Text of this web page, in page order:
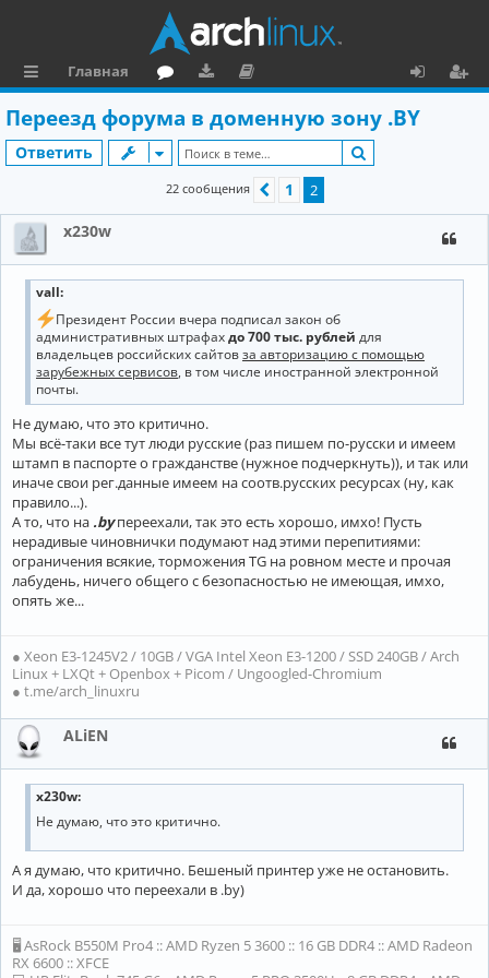
ы
л
и
Главная
ру
м
ру
зк
ку
м
та
и
я
ц
Переезд форума в доменную зону .BY
Ответить
22 сообщения Пред.
1 2
x230w
vall:
Президент России вчера подписал закон об
административных штрафахдо 700 тыс. рублей для
владельцев российских сайтовза авторизацию с помощью
зарубежных сервисов, в том числе иностранной электронной
почты.
Не думаю, что это критично.
Мы всё-таки все тут люди русские (раз пишем по-русски и имеем
штамп в паспорте о гражданстве (нужное подчеркнуть)), и так или
иначе свои рег.данные имеем на соотв.русских ресурсах (ну, как
правило...).
А то, что на .byпереехали, так это есть хорошо, имхо! Пусть
нерадивые чиновнички подумают над этими перепитиями:
ограничения всякие, торможения TG на ровном месте и прочая
лабудень, ничего общего с безопасностью не имеющая, имхо,
опять же...
● Xeon E3-1245V2 / 10GB / VGA Intel Xeon E3-1200 / SSD 240GB / Arch
Linux + LXQt + Openbox + Picom / Ungoogled-Chromium
● t.me/arch_linuxru
ALiEN
x230w:
Не думаю, что это критично.
А я думаю, что критично. Бешеный принтер уже не остановить.
И да, хорошо что переехали в .by)
🖥 AsRock B550M Pro4 :: AMD Ryzen 5 3600 :: 16 GB DDR4 :: AMD Radeon
RX 6600 :: XFCE